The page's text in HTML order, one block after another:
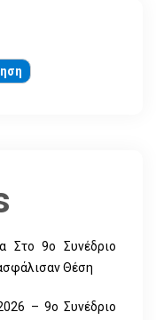
Στο 9ο Συνέδριο
Θέση
– 9ο Συνέδριο